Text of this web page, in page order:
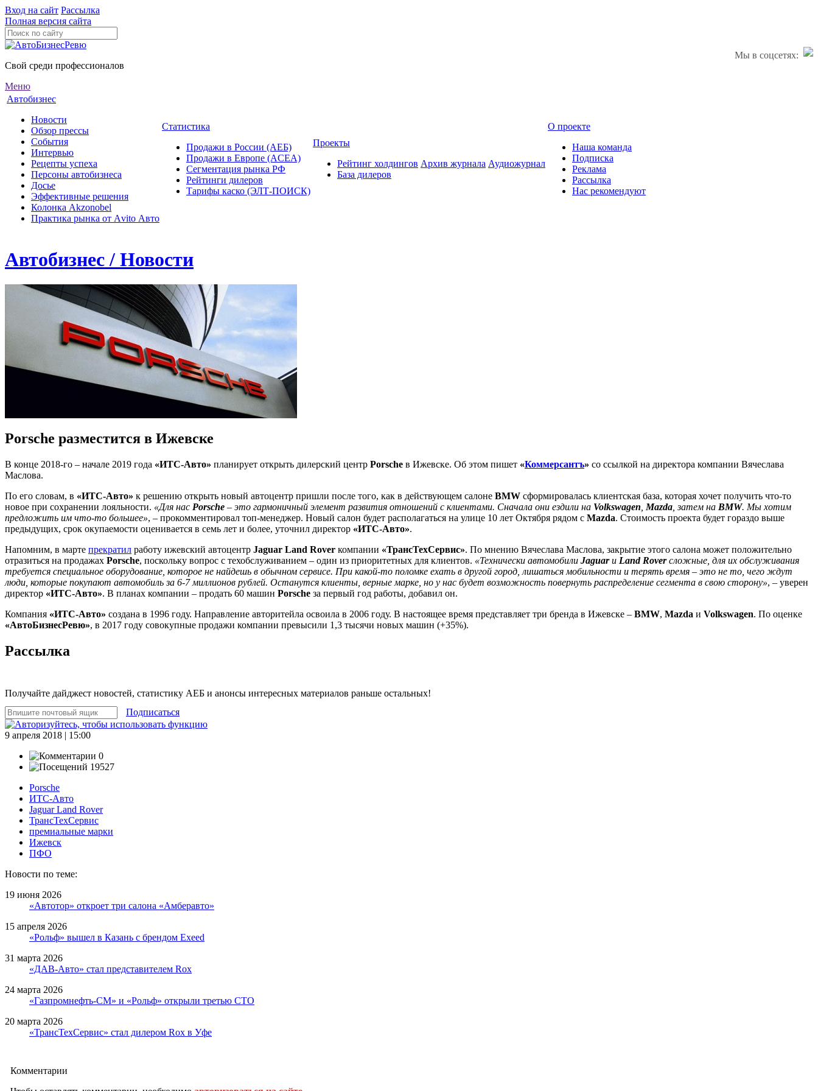
Вход на сайт Рассылка
Полная версия сайта
Мы в соцсетях:
Свой среди профессионалов
Меню
Автобизнес
Новости
Обзор прессы
События
Интервью
Рецепты успеха
Персоны автобизнеса
Досье
Эффективные решения
Колонка Akzonobel
Практика рынка от Аvito Авто
Статистика
Продажи в России (АЕБ)
Продажи в Европе (ACEA)
Сегментация рынка РФ
Рейтинги дилеров
Тарифы каско (ЭЛТ-ПОИСК)
Проекты
Рейтинг холдингов
База дилеров
Архив журнала Аудиожурнал
О проекте
Наша команда
Подписка
Реклама
Рассылка
Нас рекомендуют
Автобизнес / Новости
Porsche разместится в Ижевске
В конце 2018-го – начале 2019 года «ИТС-Авто» планирует открыть дилерский центр Porsche в Ижевске. Об этом пишет «Коммерсантъ» со ссылкой на директора компании Вячеслава
Маслова.
По его словам, в «ИТС-Авто» к решению открыть новый автоцентр пришли после того, как в действующем салоне BMW сформировалась клиентская база, которая хочет получить что-то
новое при сохранении лояльности. «Для нас Porsche – это гармоничный элемент развития отношений с клиентами. Сначала они ездили на Volkswagen Mazda , затем на BMW. Мы хотим
предложить им что-то большее», – прокомментировал топ-менеджер. Новый салон будет располагаться на улице 10 лет Октября рядом с Mazda. Стоимость проекта будет гораздо выше
предыдущих, срок окупаемости оценивается в семь лет и более, уточнил директор «ИТС-Авто».
Напомним, в марте прекратил работу ижевский автоцентр Jaguar Land Rover компании «ТрансТехСервис». По мнению Вячеслава Маслова, закрытие этого салона может положительно
отразиться на продажах Porsche, поскольку вопрос с техобслуживанием – один из приоритетных для клиентов. «Технически автомобили Jaguarи Land Roverсложные, для их обслуживания
требуется специальное оборудование, которое не найдешь в обычном сервисе. При какой-то поломке ехать в другой город, лишаться мобильности и терять время – это не то, чего ждут
люди, которые покупают автомобиль за 6-7 миллионов рублей. Останутся клиенты, верные марке, но у нас будет возможность повернуть распределение сегмента в свою сторону», – уверен
директор «ИТС-Авто». В планах компании – продать 60 машин Porsche за первый год работы, добавил он.
Компания «ИТС-Авто» создана в 1996 году. Направление авторитейла освоила в 2006 году. В настоящее время представляет три бренда в Ижевске – BMW, Mazda и Volkswagen. По оценке
«АвтоБизнесРевю», в 2017 году совокупные продажи компании превысили 1,3 тысячи новых машин (+35%).
Рассылка
Получайте дайджест новостей, статистику АЕБ и анонсы интересных материалов раньше остальных!
Подписаться
9 апреля 2018 | 15:00
0
19527
Porsche
ИТС-Авто
Jaguar Land Rover
ТрансТехСервис
премиальные марки
Ижевск
ПФО
Новости по теме:
19 июня 2026
«Автотор» откроет три салона «Амберавто»
15 апреля 2026
«Рольф» вышел в Казань с брендом Exeed
31 марта 2026
«ДАВ-Авто» стал представителем Rox
24 марта 2026
«Газпромнефть-СМ» и «Рольф» открыли третью СТО
20 марта 2026
«ТрансТехСервис» стал дилером Rox в Уфе
Комментарии